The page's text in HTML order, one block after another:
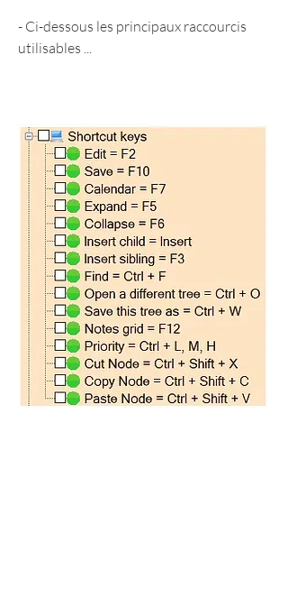
- Ci-dessous les principaux raccourcis
utilisables ...